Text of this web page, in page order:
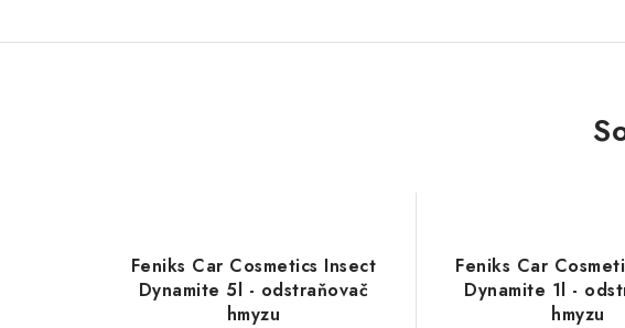
Feniks Car Cosmetics Insect
Dynamite 5l - odstraňovač
hmyzu
Feniks Car
Dynamite 1l -
hmyzu